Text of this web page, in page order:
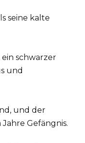
seine kalte
schwarzer
und
und der
Gefängnis.